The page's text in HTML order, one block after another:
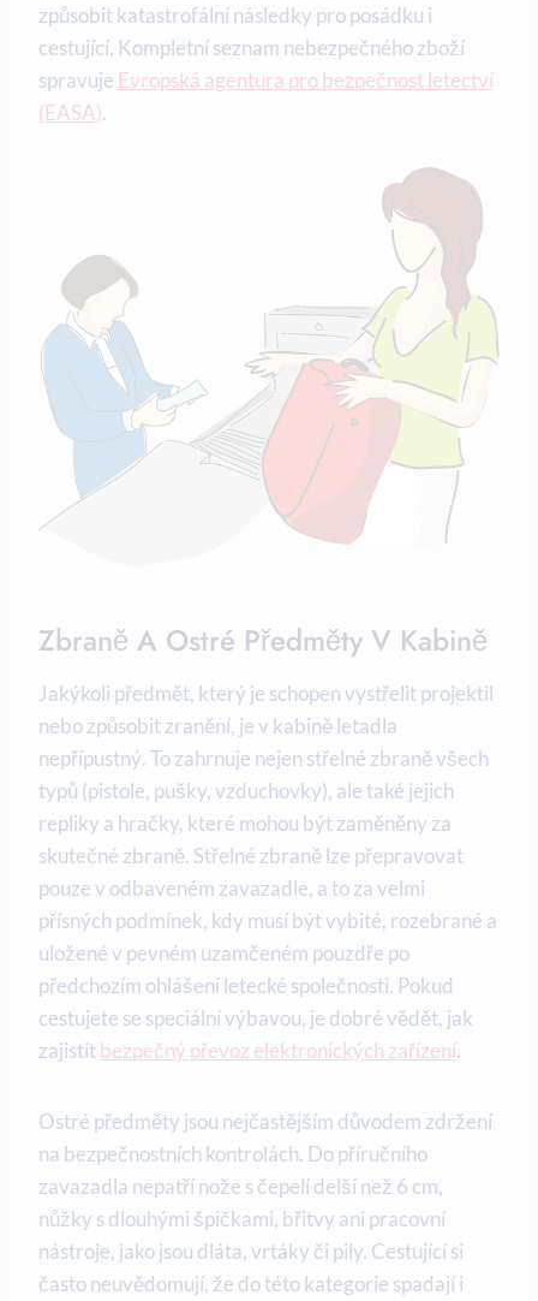
způsobit katastrofální následky pro posádku i
cestující. Kompletní seznam nebezpečného zboží
spravuje Evropská agentura pro bezpečnost letectví
(EASA).
Zbraně A Ostré Předměty V Kabině
Jakýkoli předmět, který je schopen vystřelit projektil
nebo způsobit zranění, je v kabině letadla
nepřípustný. To zahrnuje nejen střelné zbraně všech
typů (pistole, pušky, vzduchovky), ale také jejich
repliky a hračky, které mohou být zaměněny za
skutečné zbraně. Střelné zbraně lze přepravovat
pouze v odbaveném zavazadle, a to za velmi
přísných podmínek, kdy musí být vybité, rozebrané a
uložené v pevném uzamčeném pouzdře po
předchozím ohlášení letecké společnosti. Pokud
cestujete se speciální výbavou, je dobré vědět, jak
zajistitbezpečný převoz elektronických zařízení.
Ostré předměty jsou nejčastějším důvodem zdržení
na bezpečnostních kontrolách. Do příručního
zavazadla nepatří nože s čepelí delší než 6 cm,
nůžky s dlouhými špičkami, břitvy ani pracovní
nástroje, jako jsou dláta, vrtáky či pily. Cestující si
často neuvědomují, že do této kategorie spadají i